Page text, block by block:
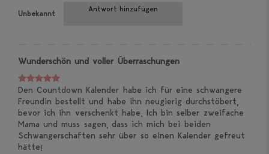
Unbekannt Antwort hinzufügen
Wunderschön und voller Überraschungen
Den Countdown Kalender habe ich für eine schwangere
Freundin bestellt und habe ihn neugierig durchstöbert,
bevor ich ihn verschenkt habe. Ich bin selber zweifache
Mama und muss sagen, dass ich mich bei beiden
Schwangerschaften sehr über so einen Kalender gefreut
hätte!